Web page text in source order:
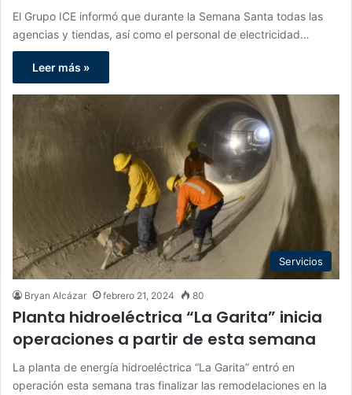
El Grupo ICE informó que durante la Semana Santa todas las
agencias y tiendas, así como el personal de electricidad…
Leer más »
Servicios
Bryan Alcázar febrero 21, 2024 80
Planta hidroeléctrica “La Garita” inicia
operaciones a partir de esta semana
La planta de energía hidroeléctrica “La Garita” entró en
operación esta semana tras finalizar las remodelaciones en la